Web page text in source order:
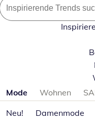
Produktkategorien
Mode Wohnen
Neu!
Damenmode